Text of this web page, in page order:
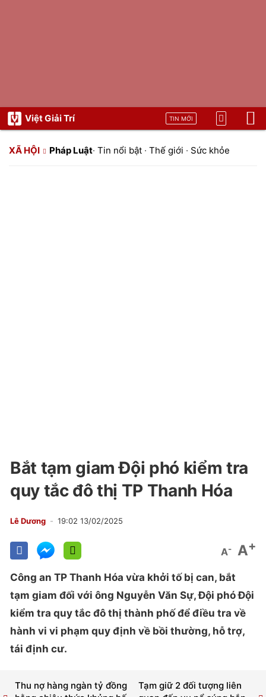
Việt Giải Trí TIN MỚI
XÃ HỘI Pháp Luật· Tin nổi bật · Thế giới · Sức khỏe
Bắt tạm giam Đội phó kiểm tra
quy tắc đô thị TP Thanh Hóa
Lê Dương 19:02 13/02/2025
A- A+
Công an TP Thanh Hóa vừa khởi tố bị can, bắt
tạm giam đối với ông Nguyễn Văn Sự, Đội phó Đội
kiểm tra quy tắc đô thị thành phố để điều tra về
hành vi vi phạm quy định về bồi thường, hỗ trợ,
tái định cư.
Tạm giữ 2 đối tượng liên
Thu nợ hàng ngàn tỷ đồng